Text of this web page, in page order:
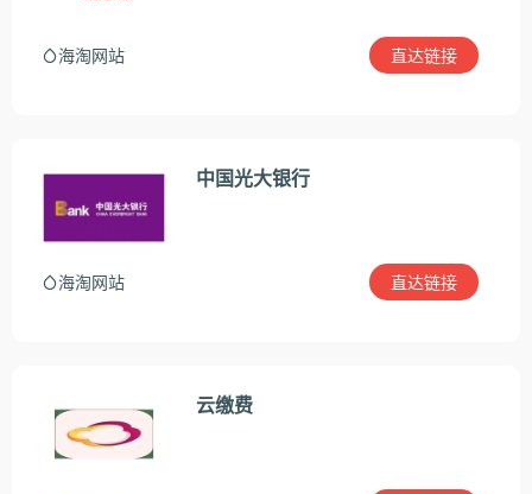
海淘网站 直达链接
中国光大银行
海淘网站 直达链接
云缴费